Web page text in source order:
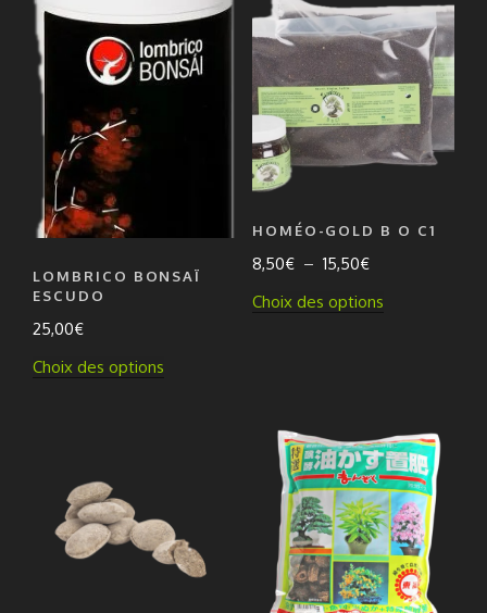
LOMBRICO BONSAÏ
ESCUDO
25,00€
Choix des options
options
peuvent
être
HOMÉO-GOLD B O C1
8,50€ – 15,50€Plage
prix :
Choix des optionsCe
Les
options
peuvent
être
choisies
sur
la